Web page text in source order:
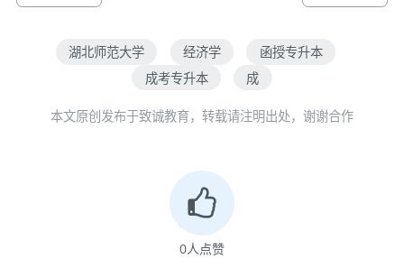
（4）具有利用创造性思维开展科学研究和创业就
（1）具有正确的人生观、价值观和世界观，具有
良好的道德修养、职业素养、法治意识和社会责
湖北师范大学 经济学
函授专升本
成考专升本
成
本文原创发布于致诚教育，转载请注明出处，谢谢合作
0人点赞